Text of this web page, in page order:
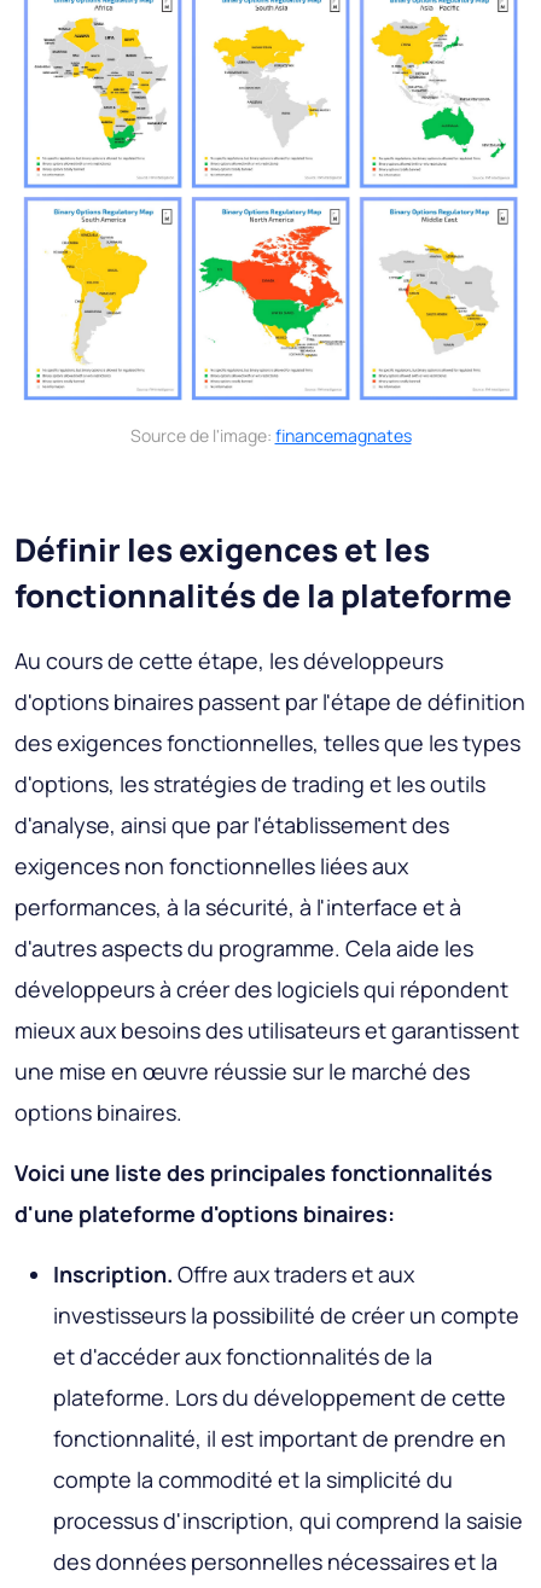
Source de l'image: financemagnates
Définir les exigences et les
fonctionnalités de la plateforme
Au cours de cette étape, les développeurs
d'options binaires passent par l'étape de définition
des exigences fonctionnelles, telles que les types
d'options, les stratégies de trading et les outils
d'analyse, ainsi que par l'établissement des
exigences non fonctionnelles liées aux
performances, à la sécurité, à l'interface et à
d'autres aspects du programme. Cela aide les
développeurs à créer des logiciels qui répondent
mieux aux besoins des utilisateurs et garantissent
une mise en œuvre réussie sur le marché des
options binaires.
Voici une liste des principales fonctionnalités
d'une plateforme d'options binaires:
Inscription. Offre aux traders et aux
investisseurs la possibilité de créer un compte
et d'accéder aux fonctionnalités de la
plateforme. Lors du développement de cette
fonctionnalité, il est important de prendre en
compte la commodité et la simplicité du
processus d'inscription, qui comprend la saisie
des données personnelles nécessaires et la